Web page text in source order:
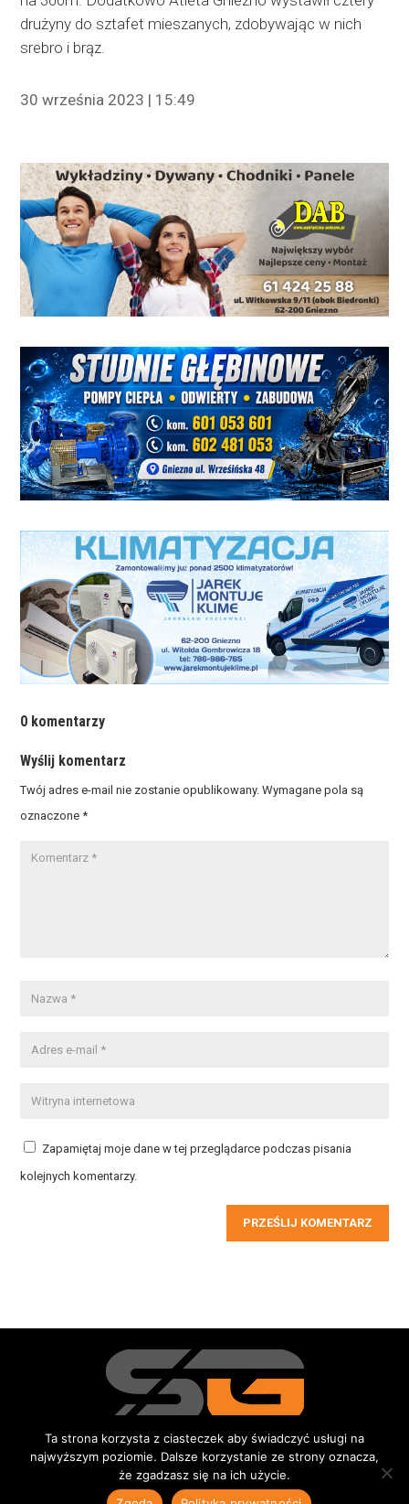
drużyny do sztafet mieszanych, zdobywając w nich
srebro i brąz.
30 września 2023 | 15:49
0 komentarzy
Wyślij komentarz
Twój adres e-mail nie zostanie opublikowany. Wymagane pola są
oznaczone*
Zapamiętaj moje dane w tej przeglądarce podczas pisania
kolejnych komentarzy.
PRZEŚLIJ KOMENTARZ
Redakcja Kontakt Reklama Do pobrania
© 2015-2026 Sportowe Gniezno|Wszystkie prawa zastrzeżone |
Ta strona korzysta z ciasteczek aby świadczyć usługi na
najwyższym poziomie. Dalsze korzystanie ze strony oznacza,
że zgadzasz się na ich użycie.